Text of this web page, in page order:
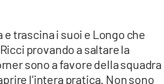
e trascina i suoi e Longo che
provando a saltare la
sono a favore della squadra
l’intera pratica. Non sono